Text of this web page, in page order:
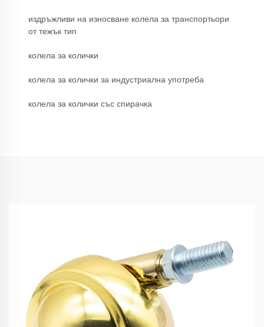
издръжливи на износване колела за транспортьори
от тежък тип
колела за колички
колела за колички за индустриална употреба
колела за колички със спирачка